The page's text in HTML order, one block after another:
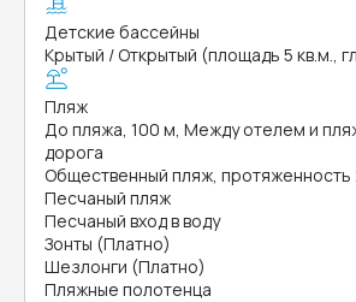
Детские бассейны
Крытый / Открытый (площадь 5 кв.м.,
Пляж
До пляжа, 100 м, Между отелем и
дорога
Общественный пляж,
Песчаный пляж
Песчаный вход в воду
Зонты (Платно)
Шезлонги (Платно)
Пляжные полотенца